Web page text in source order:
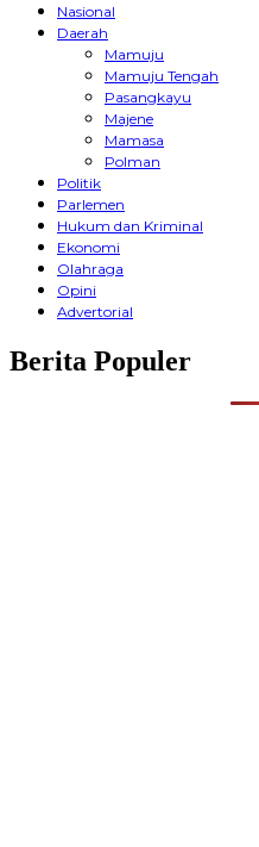
Nasional
Daerah
Mamuju
Mamuju Tengah
Pasangkayu
Majene
Mamasa
Polman
Politik
Parlemen
Hukum dan Kriminal
Ekonomi
Olahraga
Opini
Advertorial
Berita Populer